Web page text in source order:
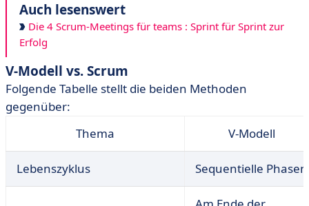
Auch lesenswert
Die 4 Scrum-Meetings für teams : Sprint für Sprint zur
Erfolg
V-Modell vs. Scrum
Folgende Tabelle stellt die beiden Methoden
gegenüber:
Thema
V-Modell
Lebenszyklus Sequentielle Phasen